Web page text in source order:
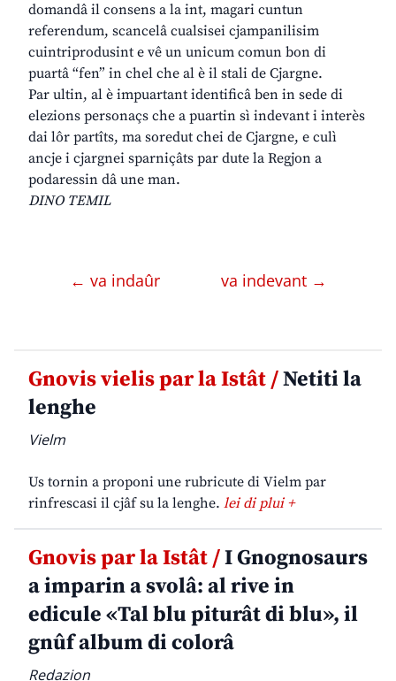
domandâ il consens a la int, magari cuntun
referendum, scancelâ cualsisei cjampanilisim
cuintriprodusint e vê un unicum comun bon di
puartâ “fen” in chel che al è il stali de Cjargne.
Par ultin, al è impuartant identificâ ben in sede di
elezions personaçs che a puartin sì indevant i interès
dai lôr partîts, ma soredut chei de Cjargne, e culì
ancje i cjargnei sparniçâts par dute la Regjon a
podaressin dâ une man.
DINO TEMIL
← va indaûr va indevant →
Gnovis vielis par la Istât /Netiti la
lenghe
Vielm
Us tornin a proponi une rubricute di Vielm par
rinfrescasi il cjâf su la lenghe. lei di plui +
Gnovis par la Istât /I Gnognosaurs
a imparin a svolâ: al rive in
edicule «Tal blu piturât di blu», il
gnûf album di colorâ
Redazion